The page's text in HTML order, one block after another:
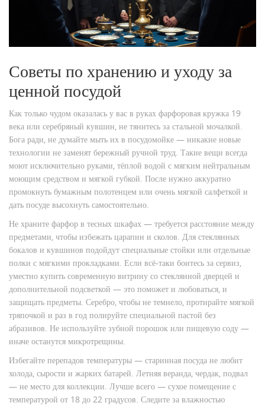
Советы по хранению и уходу за
ценной посудой
Как только чудом оказалась у вас в руках фарфоровая кружка 19
века или серебряный кувшин, не тянитесь за стальной мочалкой.
Бога ради, не думайте мыть их в посудомойке — никакие новые
технологии не заменят бережный ручной труд. Такие вещи всегда
моют исключительно руками, тёплой водой с мягким нейтральным
моющим средством и мягкой губкой. После нужно аккуратно
промокнуть бумажным полотенцем или очень мягкой салфеткой и
дать посуде высохнуть самостоятельно.
Не храните фарфор в тесных шкафах — требуется расстояние между
предметами, чтобы избежать царапин и сколов. Для стеклянных
бокалов и кувшинов подойдут специальные стойки или отдельные
полки с мягкими прокладками. Если всё-таки боитесь за сервиз,
уместно купить современную витрину со стеклянной дверцей и
дополнительной подсветкой — это поможет и любоваться, и
защищать предметы. Серебро, чтобы не темнело, протирайте мягкой
тряпочкой и раз в год полируйте специальной пастой без
абразивов. Не используйте зубной порошок или пищевую соду —
иначе останутся микротрещины.
Избегайте перепадов температуры — старинная посуда не любит
холода, сырости и жарких батарей. Летняя веранда, чердак, подвал
— не место для коллекции. Лучше всего — сухое помещение с
температурой от 18 до 22 градусов. Следите за влажностью